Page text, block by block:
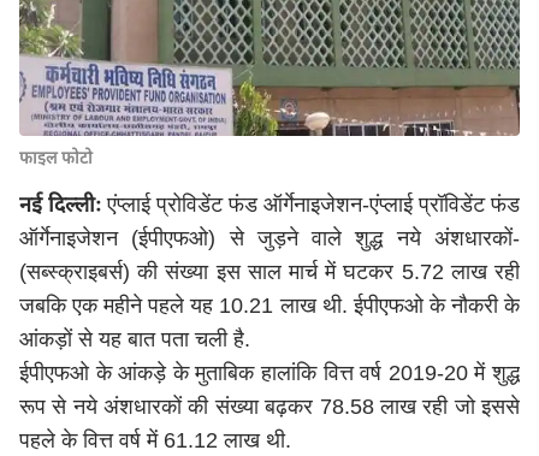
फाइल फोटो
नई दिल्लीः एंप्लाई प्रोविडेंट फंड ऑर्गेनाइजेशन-एंप्लाई प्रॉविडेंट फंड
ऑर्गेनाइजेशन (ईपीएफओ) से जुड़ने वाले शुद्ध नये अंशधारकों-
(सब्स्क्राइबर्स) की संख्या इस साल मार्च में घटकर 5.72 लाख रही
जबकि एक महीने पहले यह 10.21 लाख थी. ईपीएफओ के नौकरी के
आंकड़ों से यह बात पता चली है.
ईपीएफओ के आंकड़े के मुताबिक हालांकि वित्त वर्ष 2019-20 में शुद्ध
रूप से नये अंशधारकों की संख्या बढ़कर 78.58 लाख रही जो इससे
पहले के वित्त वर्ष में 61.12 लाख थी.